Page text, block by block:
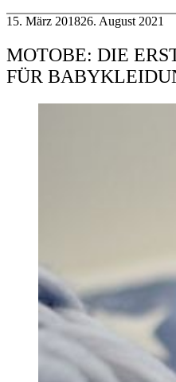
15. März 201826. August 2021
MOTOBE: DIE
FÜR